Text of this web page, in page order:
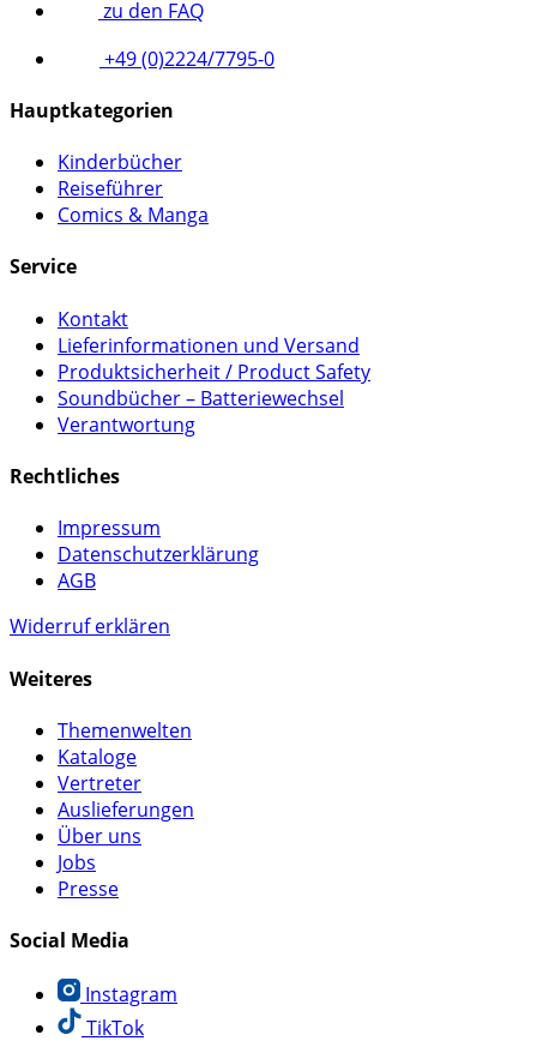
zu den FAQ
+49 (0)2224/7795-0
Hauptkategorien
Kinderbücher
Reiseführer
Comics & Manga
Service
Kontakt
Lieferinformationen und Versand
Produktsicherheit / Product Safety
Soundbücher – Batteriewechsel
Verantwortung
Rechtliches
Impressum
Datenschutzerklärung
AGB
Widerruf erklären
Weiteres
Themenwelten
Kataloge
Vertreter
Auslieferungen
Über uns
Jobs
Presse
Social Media
Instagram
TikTok